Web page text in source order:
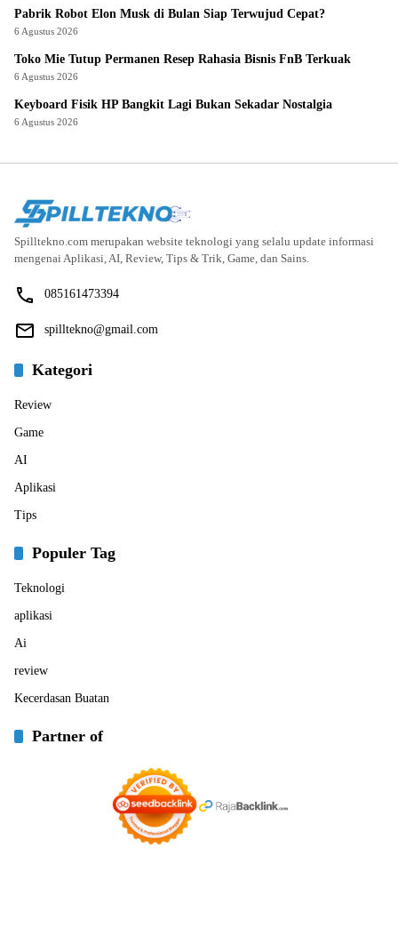
Pabrik Robot Elon Musk di Bulan Siap Terwujud Cepat?
6 Agustus 2026
Toko Mie Tutup Permanen Resep Rahasia Bisnis FnB Terkuak
6 Agustus 2026
Keyboard Fisik HP Bangkit Lagi Bukan Sekadar Nostalgia
6 Agustus 2026
Spilltekno.com merupakan website teknologi yang selalu update informasi
mengenai Aplikasi, AI, Review, Tips & Trik, Game, dan Sains.
085161473394
spilltekno@gmail.com
Kategori
Review
Game
AI
Aplikasi
Tips
Populer Tag
Teknologi
aplikasi
Ai
review
Kecerdasan Buatan
Partner of